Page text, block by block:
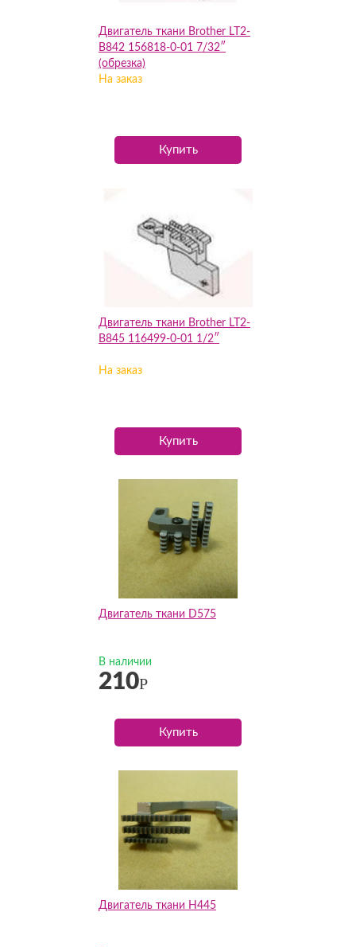
Двигатель ткани Brother LT2-
B842 156818-0-01 7/32″
(обрезка)
На заказ
Купить
Двигатель ткани Brother LT2-
B845 116499-0-01 1/2″
На заказ
Купить
Двигатель ткани D575
В наличии
210Р
Купить
Двигатель ткани H445